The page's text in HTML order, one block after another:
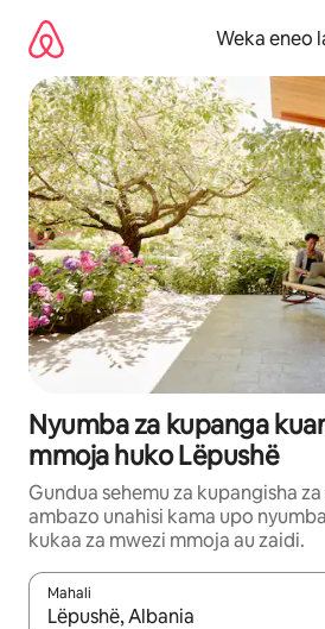
kwenda
kwenye
maudhui
Weka eneo
Nyumba za kupanga
mmoja huko Lëpushë
Gundua sehemu za kupangisha
ambazo unahisi kama upo
kukaa za mwezi mmoja au zaidi.
Mahali
Wakati matokeo yanapatikana,